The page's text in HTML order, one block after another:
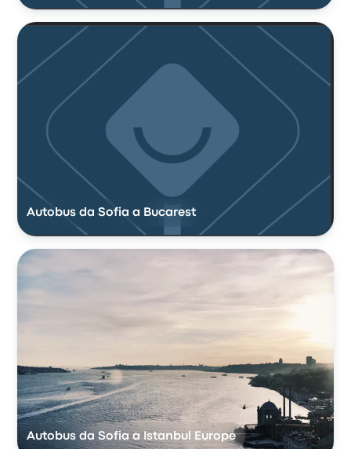
Autobus da Sofia a Bucarest
Autobus da Sofia a Istanbul Europe